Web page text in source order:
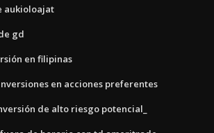
aukioloajat
gd
en filipinas
en acciones preferentes
de alto riesgo potencial_